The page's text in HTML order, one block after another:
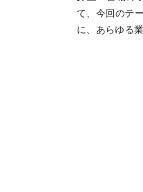
て、今回のテ
に、あらゆる